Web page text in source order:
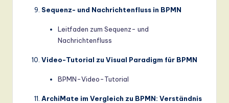
Sequenz- und Nachrichtenfluss in BPMN
Leitfaden zum Sequenz- und
Nachrichtenfluss
Video-Tutorial zu Visual Paradigm für BPMN
BPMN-Video-Tutorial
ArchiMate im Vergleich zu BPMN: Verständnis